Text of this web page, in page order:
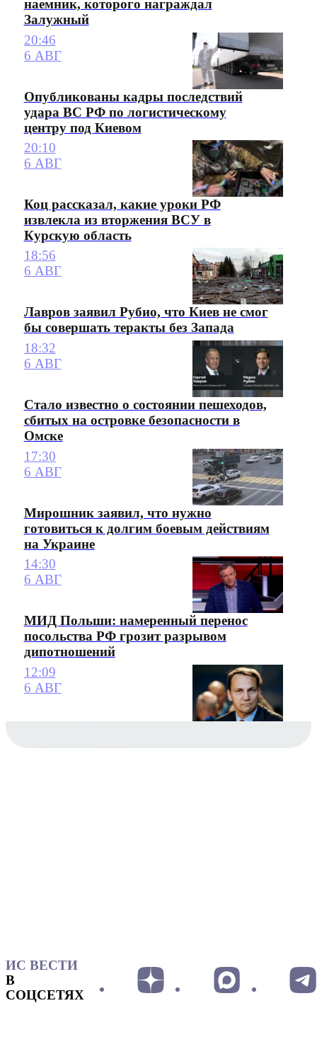
наемник, которого награждал
Залужный
20:46
6 АВГ
Опубликованы кадры последствий
удара ВС РФ по логистическому
центру под Киевом
20:10
6 АВГ
Коц рассказал, какие уроки РФ
извлекла из вторжения ВСУ в
Курскую область
18:56
6 АВГ
Лавров заявил Рубио, что Киев не смог
бы совершать теракты без Запада
18:32
6 АВГ
Стало известно о состоянии пешеходов,
сбитых на островке безопасности в
Омске
17:30
6 АВГ
Мирошник заявил, что нужно
готовиться к долгим боевым действиям
на Украине
14:30
6 АВГ
МИД Польши: намеренный перенос
посольства РФ грозит разрывом
дипотношений
12:09
6 АВГ
ИС ВЕСТИ
В
СОЦСЕТЯХ